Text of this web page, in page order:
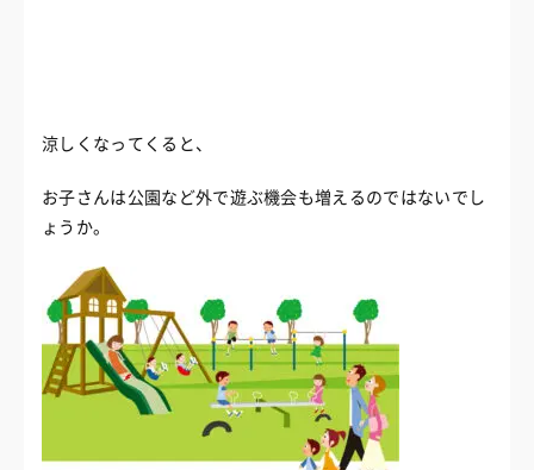
涼しくなってくると、
お子さんは公園など外で遊ぶ機会も増えるのではないでし
ょうか。